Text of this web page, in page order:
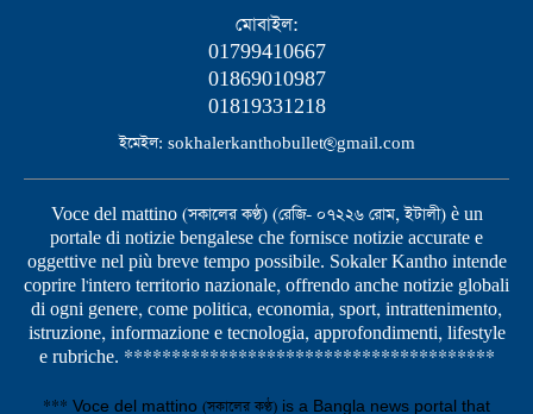
মোবাইল:
01799410667
01869010987
01819331218
ইমেইল: sokhalerkanthobullet@gmail.com
Voce del mattino (সকালের কণ্ঠ) (রেজি- ০৭২২৬ রোম, ইটালী) è un
portale di notizie bengalese che fornisce notizie accurate e
oggettive nel più breve tempo possibile. Sokaler Kantho intende
coprire l'intero territorio nazionale, offrendo anche notizie globali
di ogni genere, come politica, economia, sport, intrattenimento,
istruzione, informazione e tecnologia, approfondimenti, lifestyle
e rubriche. ***************************************
*** Voce del mattino (সকালের কণ্ঠ) is a Bangla news portal that